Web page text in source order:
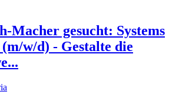
Macher gesucht: Systems
w/d) - Gestalte die